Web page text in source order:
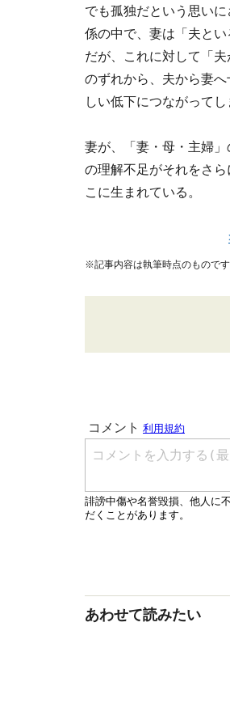
でも孤独だという思い
係の中で、妻は「夫と
だが、これに対して「
のずれから、夫から妻
しい低下につながってし
妻が、「妻・母・主婦
の理解不足がそれをさ
こに生まれている。
※記事内容は執筆時点のもので
あわせて読みたい